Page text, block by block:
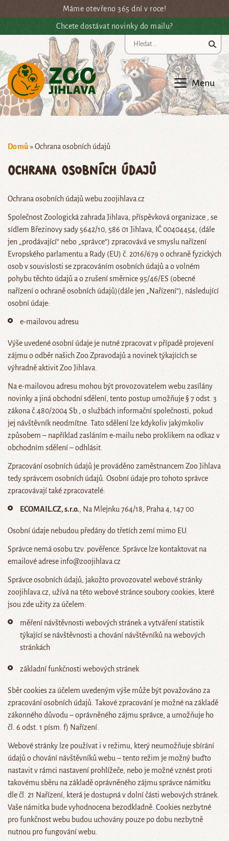
Přejít na hlavní obsahMáme otevřeno 365 dní v roce!
Chcete dostávat novinky do mailu?
Menu
Domů »Ochrana osobních údajů
Ochrana osobních údajů
Ochrana osobních údajů webu zoojihlava.cz
Společnost Zoologická zahrada Jihlava, příspěvková organizace , se
sídlem Březinovy sady 5642/10, 586 01 Jihlava, IČ 00404454, (dále
jen „prodávající“ nebo „správce“) zpracovává ve smyslu nařízení
Evropského parlamentu a Rady (EU) č. 2016/679 o ochraně fyzických
osob v souvislosti se zpracováním osobních údajů a o volném
pohybu těchto údajů a o zrušení směrnice 95/46/ES (obecné
nařízení o ochraně osobních údajů)(dále jen „Nařízení“), následující
osobní údaje:
e-mailovou adresu
Výše uvedené osobní údaje je nutné zpracovat v případě projevení
zájmu o odběr našich Zoo.Zpravodajů a novinek týkajících se
výhradně aktivit Zoo Jihlava.
Na e-mailovou adresu mohou být provozovatelem webu zasílány
novinky a jiná obchodní sdělení, tento postup umožňuje § 7 odst. 3
zákona č.480/2004 Sb., o službách informační společnosti, pokud
jej návštěvník neodmítne. Tato sdělení lze kdykoliv jakýmkoliv
způsobem – například zasláním e-mailu nebo proklikem na odkaz v
obchodním sdělení – odhlásit.
Zpracování osobních údajů je prováděno zaměstnancem Zoo Jihlava
tedy správcem osobních údajů. Osobní údaje pro tohoto správce
zpracovávají také zpracovatelé:
ECOMAIL.CZ, s.r.o., Na Mlejnku 764/18, Praha 4, 147 00
Osobní údaje nebudou předány do třetích zemí mimo EU.
Správce nemá osobu tzv. pověřence. Správce lze kontaktovat na
emailové adrese info@zoojihlava.cz
Správce osobních údajů, jakožto provozovatel webové stránky
zoojihlava.cz, užívá na této webové stránce soubory cookies, které
jsou zde užity za účelem:
měření návštěvnosti webových stránek a vytváření statistik
týkající se návštěvnosti a chování návštěvníků na webových
stránkách
základní funkčnosti webových stránek
Sběr cookies za účelem uvedeným výše může být považováno za
zpracování osobních údajů. Takové zpracování je možné na základě
zákonného důvodu – oprávněného zájmu správce, a umožňuje ho
čl. 6 odst. 1 písm. f) Nařízení.
Webové stránky lze používat i v režimu, který neumožňuje sbírání
údajů o chování návštěvníků webu – tento režim je možný buďto
nastavit v rámci nastavení prohlížeče, nebo je možné vznést proti
takovému sběru na základě oprávněného zájmu správce námitku
dle čl. 21 Nařízení, která je dostupná v dolní části webových stránek.
Vaše námitka bude vyhodnocena bezodkladně. Cookies nezbytné
pro funkčnost webu budou uchovány pouze po dobu nezbytně
nutnou pro fungování webu.